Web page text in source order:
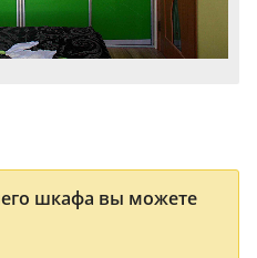
шкафа вы можете